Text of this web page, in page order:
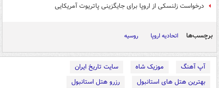
درخواست زلنسکی از اروپا برای جایگزینی پاتریوت آمریکایی
برچسب‌ها اتحادیه اروپا روسیه
آپ آهنگ موزیک شاه
سایت تاریخ ایران
بهترین هتل های استانبول
رزرو هتل استانبول